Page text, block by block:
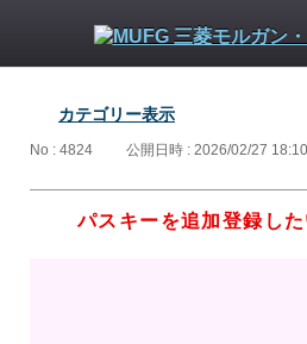
カテゴリー表示
No : 4824 公開日時 : 2026/02/27 18:10
パスキーを追加登録した